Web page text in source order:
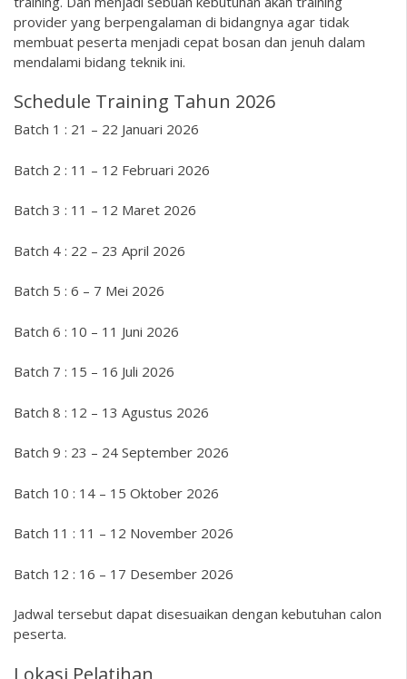
provider yang berpengalaman di bidangnya agar tidak
membuat peserta menjadi cepat bosan dan jenuh dalam
mendalami bidang teknik ini.
Schedule Training Tahun 2026
Batch 1 : 21 – 22 Januari 2026
Batch 2 : 11 – 12 Februari 2026
Batch 3 : 11 – 12 Maret 2026
Batch 4 : 22 – 23 April 2026
Batch 5 : 6 – 7 Mei 2026
Batch 6 : 10 – 11 Juni 2026
Batch 7 : 15 – 16 Juli 2026
Batch 8 : 12 – 13 Agustus 2026
Batch 9 : 23 – 24 September 2026
Batch 10 : 14 – 15 Oktober 2026
Batch 11 : 11 – 12 November 2026
Batch 12 : 16 – 17 Desember 2026
Jadwal tersebut dapat disesuaikan dengan kebutuhan calon
peserta.
Lokasi Pelatihan